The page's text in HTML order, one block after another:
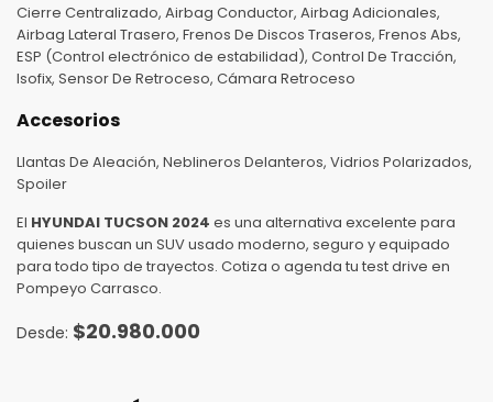
Cierre Centralizado, Airbag Conductor, Airbag Adicionales,
Airbag Lateral Trasero, Frenos De Discos Traseros, Frenos Abs,
ESP (Control electrónico de estabilidad), Control De Tracción,
Isofix, Sensor De Retroceso, Cámara Retroceso
Accesorios
Llantas De Aleación, Neblineros Delanteros, Vidrios Polarizados,
Spoiler
El HYUNDAI TUCSON 2024 es una alternativa excelente para
quienes buscan un SUV usado moderno, seguro y equipado
para todo tipo de trayectos. Cotiza o agenda tu test drive en
Pompeyo Carrasco.
$20.980.000